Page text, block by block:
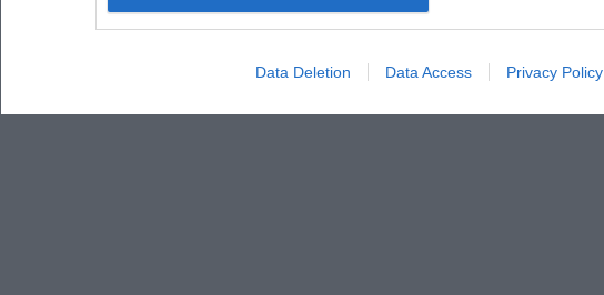
Data Deletion Data Access Privacy Policy